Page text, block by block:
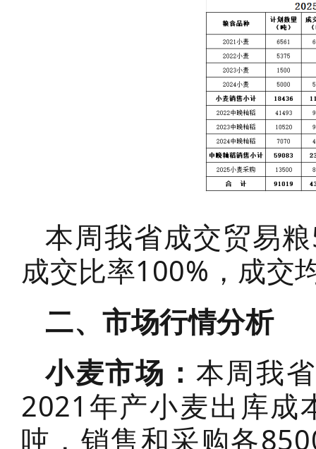
本周我省成交贸易
成交比率100%，成交
二、市场行情分析
小麦市场： 本周我
2021年产小麦出库
吨，销售和采购各